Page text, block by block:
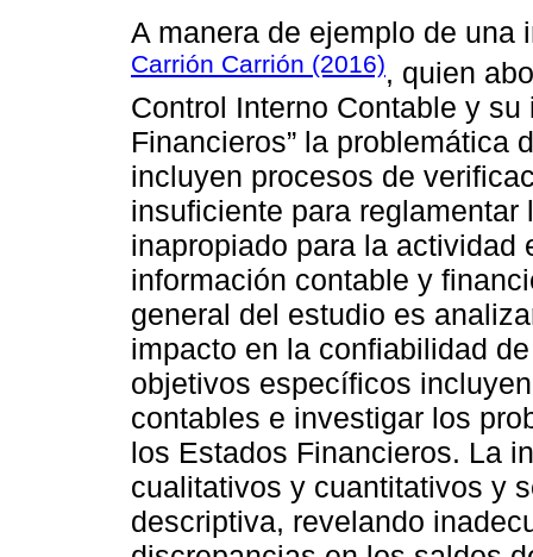
A manera de ejemplo de una
Carrión Carrión (2016), quien
Control Interno Contable y
Financieros” la problemática
incluyen procesos de
insuficiente para
inapropiado para la actividad
información contable y
general del estudio es
impacto en la confiabilidad
objetivos específicos
contables e investigar los
los Estados Financieros. La
cualitativos y cuantitativos y
descriptiva, revelando